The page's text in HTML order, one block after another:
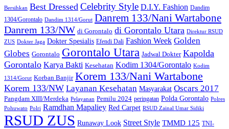
Bersihkan Best Dressed Celebrity Style D.I.Y. Fashion Dandim
1304/Gorontalo Dandim 1314/Gorut Danrem 133/Nani Wartabone
Danrem 133/NW di Gorontalo di Gorontalo Utara Direktur RSUD
ZUS Dokter Jaga Dokter Spesialis Efendi Dali Fashion Week Golden
Globes Gorontalo Gorontalo Utara Jadwal Dokter Kapolda
Gorontalo Karya Bakti Kesehatan Kodim 1304/Gorontalo Kodim
1314/Gorut Korban Banjir Korem 133/Nani Wartabone
Korem 133/NW Layanan Kesehatan Masyarakat Oscars 2017
Pangdam XIII/Merdeka Pelayanan Pemilu 2024 peringatan Polda Gorontalo Polres
Pohuwato Polri Ramdhan Mapaliey Red Carpet RSUD Zainal Umar Sidiki
RSUD ZUS Runaway Look Street Style TMMD 125 TNI-